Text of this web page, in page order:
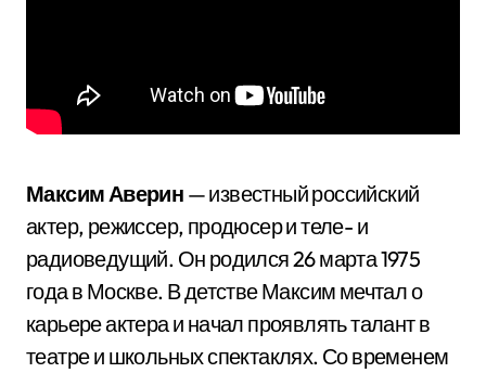
Максим Аверин — известный российский
актер, режиссер, продюсер и теле- и
радиоведущий. Он родился 26 марта 1975
года в Москве. В детстве Максим мечтал о
карьере актера и начал проявлять талант в
театре и школьных спектаклях. Со временем